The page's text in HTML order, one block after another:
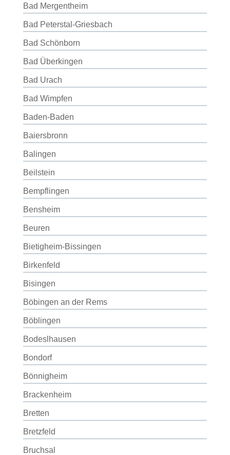
Bad Mergentheim
Bad Peterstal-Griesbach
Bad Schönborn
Bad Überkingen
Bad Urach
Bad Wimpfen
Baden-Baden
Baiersbronn
Balingen
Beilstein
Bempflingen
Bensheim
Beuren
Bietigheim-Bissingen
Birkenfeld
Bisingen
Böbingen an der Rems
Böblingen
Bodeslhausen
Bondorf
Bönnigheim
Brackenheim
Bretten
Bretzfeld
Bruchsal